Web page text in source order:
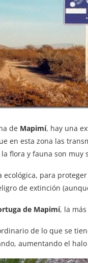
de Mapimí, hay una
en esta zona las
flora y fauna son muy
ecológica, para
de extinción
de Mapimí, la
de lo que se
aumentando el